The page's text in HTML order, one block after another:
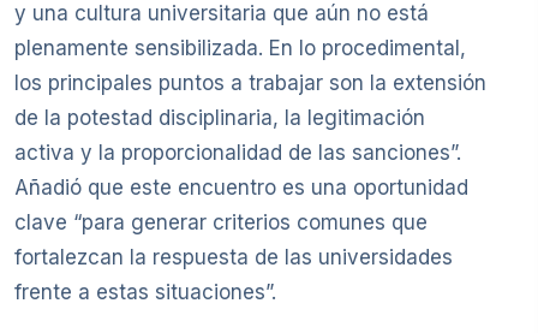
y una cultura universitaria que aún no está
plenamente sensibilizada. En lo procedimental,
los principales puntos a trabajar son la extensión
de la potestad disciplinaria, la legitimación
activa y la proporcionalidad de las sanciones”.
Añadió que este encuentro es una oportunidad
clave “para generar criterios comunes que
fortalezcan la respuesta de las universidades
frente a estas situaciones”.